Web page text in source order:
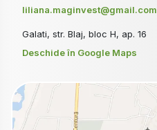
liliana.maginvest@gmail.com
Galati, str. Blaj, bloc H, ap. 16
Deschide în Google Maps